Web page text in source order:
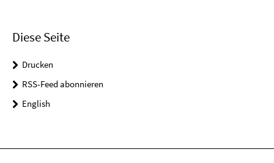
Diese Seite
Drucken
RSS-Feed abonnieren
English